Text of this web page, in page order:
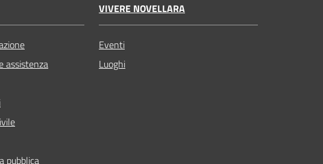
assistenza
pubblica
VIVERE NOVELLARA
Eventi
Luoghi